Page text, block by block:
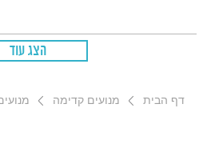
הצג עוד
דף הבית מנועים קדימה מנועים